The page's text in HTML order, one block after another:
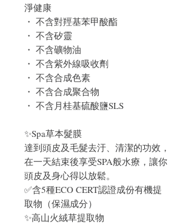
淨健康
・ 不含對羥基苯甲酸酯
・ 不含矽靈
・ 不含礦物油
・ 不含紫外線吸收劑
・ 不含合成色素
・ 不含合成聚合物
・ 不含月桂基硫酸鹽SLS
✨Spa草本髮膜
達到頭皮及毛髮去汙、清潔的功效，
在一天結束後享受SPA般水療，讓你
頭皮及身心得以放鬆。
✅含5種ECO CERT認證成份有機提
取物（保濕成分）
✨高山火絨草提取物